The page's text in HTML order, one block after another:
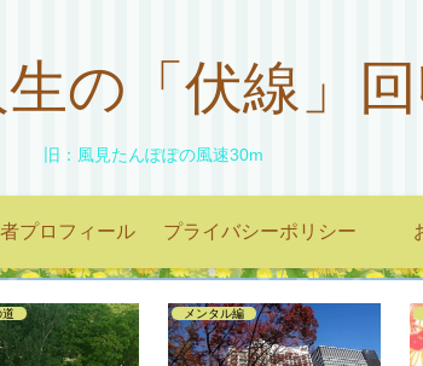
の「伏線」回
旧：風見たんぽぽの風速30m
プロフィール プライバシーポリシー
メンタル編